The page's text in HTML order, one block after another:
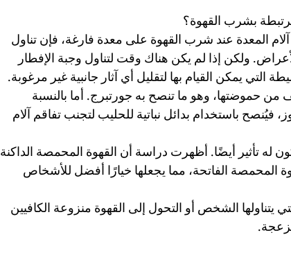
بشرب القهوة؟
المعدة عند شرب القهوة على معدة فارغة، فإن تناول
ولكن إذا لم يكن هناك وقت لتناول وجبة الإفطار
التي يمكن القيام بها لتقليل أي آثار جانبية غير مرغوبة.
من حموضتها، وهو ما تنصح به جورتبرج. أما بالنسبة
باستخدام بدائل نباتية للحليب لتجنب تفاقم آلام
له تأثير أيضًا. أظهرت دراسة أن القهوة المحمصة الداكنة
الفاتحة، مما يجعلها خيارًا أفضل للأشخاص
يتناولها الشخص أو التحول إلى القهوة منزوعة الكافيين